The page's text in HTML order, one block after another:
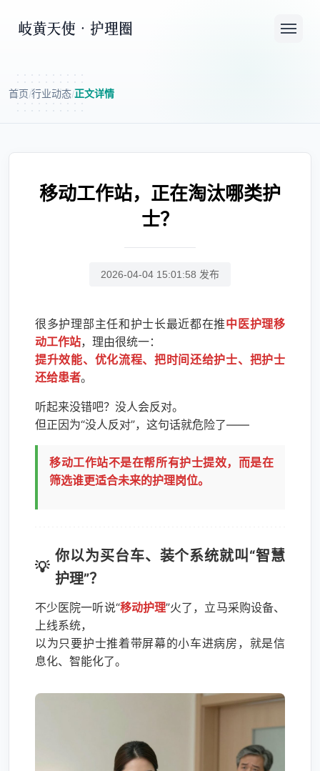
首页/行业动态/正文详情
移动工作站，正在淘汰哪类护
士？
2026-04-04 15:01:58 发布
很多护理部主任和护士长最近都在推中医护理移
动工作站，理由很统一：
提升效能、优化流程、把时间还给护士、把护士
还给患者。
听起来没错吧？没人会反对。
但正因为“没人反对”，这句话就危险了——
移动工作站不是在帮所有护士提效，而是在
筛选谁更适合未来的护理岗位。
你以为买台车、装个系统就叫“智慧
护理”？
不少医院一听说“移动护理”火了，立马采购设备、
上线系统，
以为只要护士推着带屏幕的小车进病房，就是信
息化、智能化了。